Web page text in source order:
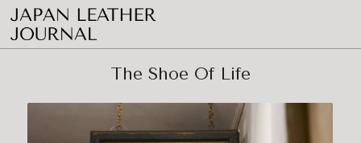
The Shoe Of Life